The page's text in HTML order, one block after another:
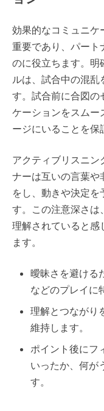
効果的なコミュニケ
重要であり、パート
のに役立ちます。明
ルは、試合中の混乱
す。試合前に合図の
ケーションをスムー
ージにいることを保
アクティブリスニン
ナーは互いの言葉や
をし、動きや決定を
す。この注意深さは
理解されていると感
ます。
曖昧さを避ける
などのプレイに
理解とつながり
維持します。
ポイント後にフ
いったか、何が
す。